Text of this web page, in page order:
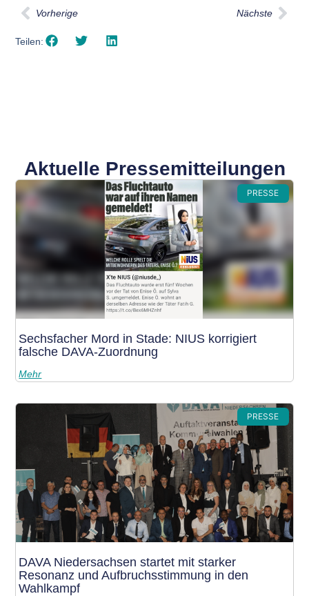
Vorherige Nächste
Teilen:
Aktuelle Pressemitteilungen
PRESSE
Sechsfacher Mord in Stade: NIUS korrigiert
falsche DAVA-Zuordnung
Mehr
PRESSE
DAVA Niedersachsen startet mit starker
Resonanz und Aufbruchsstimmung in den
Wahlkampf